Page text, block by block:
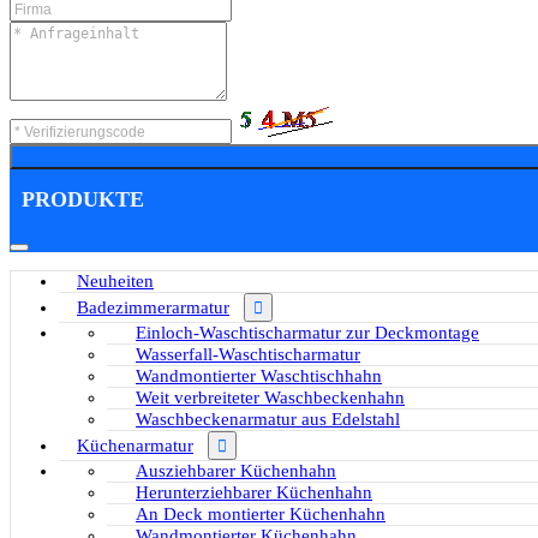
PRODUKTE
Neuheiten
Badezimmerarmatur
Einloch-Waschtischarmatur zur Deckmontage
Wasserfall-Waschtischarmatur
Wandmontierter Waschtischhahn
Weit verbreiteter Waschbeckenhahn
Waschbeckenarmatur aus Edelstahl
Küchenarmatur
Ausziehbarer Küchenhahn
Herunterziehbarer Küchenhahn
An Deck montierter Küchenhahn